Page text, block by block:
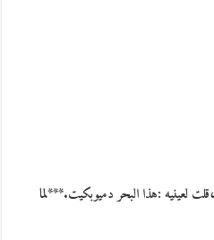
لعينيه :هذا البحر دميوبكيت.***لما